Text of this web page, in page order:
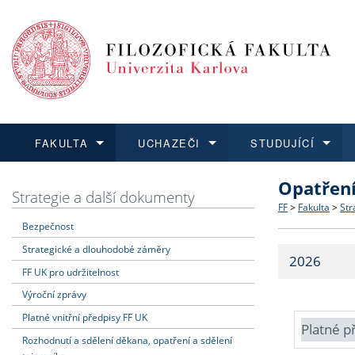
FAKULTA
Dozvědět se více
Struktura
Strategie
Fakultní
UCHAZEČI
Podat přihlášku
Co
Učitelské
STUDUJÍCÍ
Dozvědět se více
Dozvědět se více
O vědě a
Dozvědět se více
Aktuální
Strategie a další dokumenty
Bezpečnost
Strategické a dlouhodobé záměry
FF UK pro udržitelnost
Výroční zprávy
Platné vnitřní předpisy FF UK
Rozhodnutí a sdělení děkana, opatření a sdělení
FF > Fakulta >
2026
Platné